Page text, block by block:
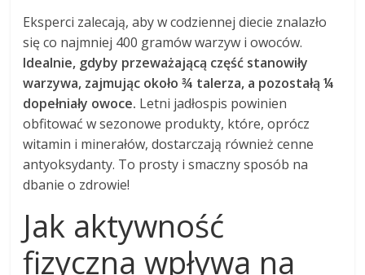
Eksperci zalecają, aby w codziennej diecie znalazło
się co najmniej 400 gramów warzyw i owoców.
Idealnie, gdyby przeważającą część stanowiły
warzywa, zajmując około ¾ talerza, a pozostałą ¼
dopełniały owoce. Letni jadłospis powinien
obfitować w sezonowe produkty, które, oprócz
witamin i minerałów, dostarczają również cenne
antyoksydanty. To prosty i smaczny sposób na
dbanie o zdrowie!
Jak aktywność
fizyczna wpływa na